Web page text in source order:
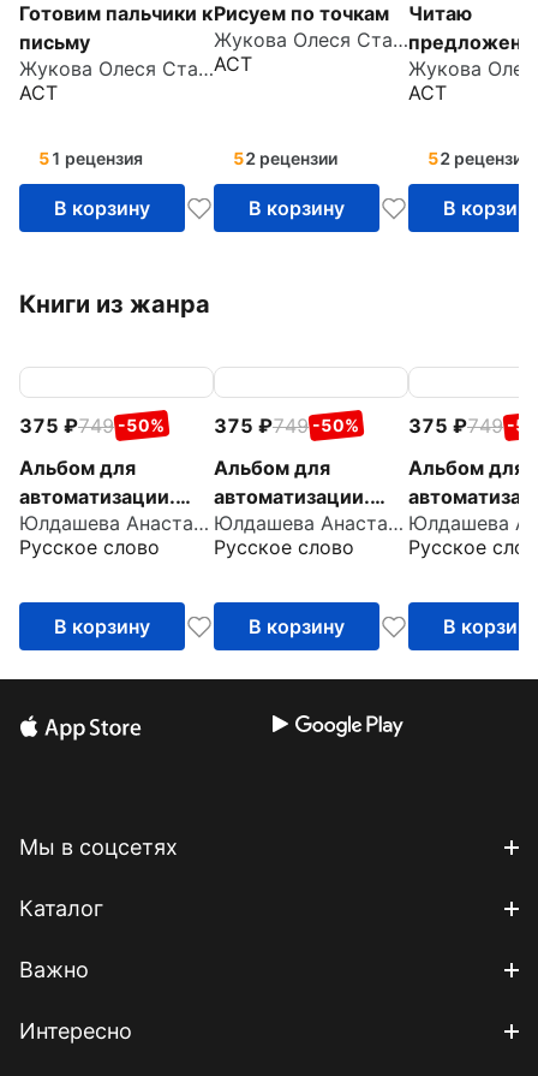
Готовим пальчики к
письму
Жукова Олеся Станиславовна
АСТ
51 рецензия
В корзину
Рисуем по точкам
Жукова Олеся Станиславовна
АСТ
52 рецензии
В корзину
Читаю
АСТ
52 рецензии
В корзину
Книги из жанра
375 749 -50%
Альбом для
автоматизации.
Звук Ш
Юлдашева Анастасия Павловна
Русское слово
В корзину
375 749 -50%
Альбом для
автоматизации.
Звук С
Юлдашева Анастасия Павловна
Русское слово
В корзину
375 749 -
Альбом для
Звук Р
Русское
В корзину
Мы в соцсетях
Каталог
Важно
Интересно